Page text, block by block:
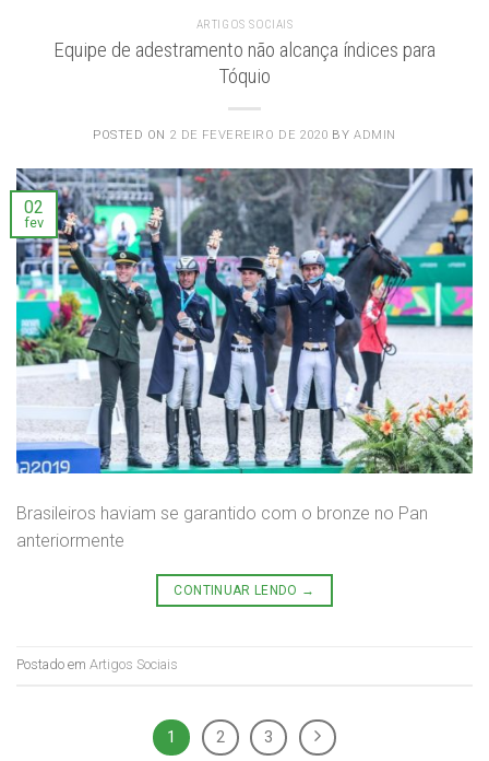
ARTIGOS SOCIAIS
Equipe de adestramento não alcança índices para
Tóquio
POSTED ON 2 DE FEVEREIRO DE 2020 BYADMIN
02
fev
Brasileiros haviam se garantido com o bronze no Pan
anteriormente
CONTINUAR LENDO →
Postado em Artigos Sociais
1 2 3